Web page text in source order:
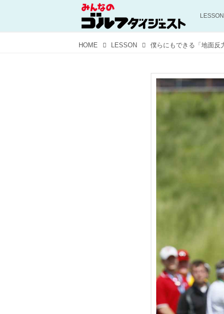
LESSON
HOME LESSON